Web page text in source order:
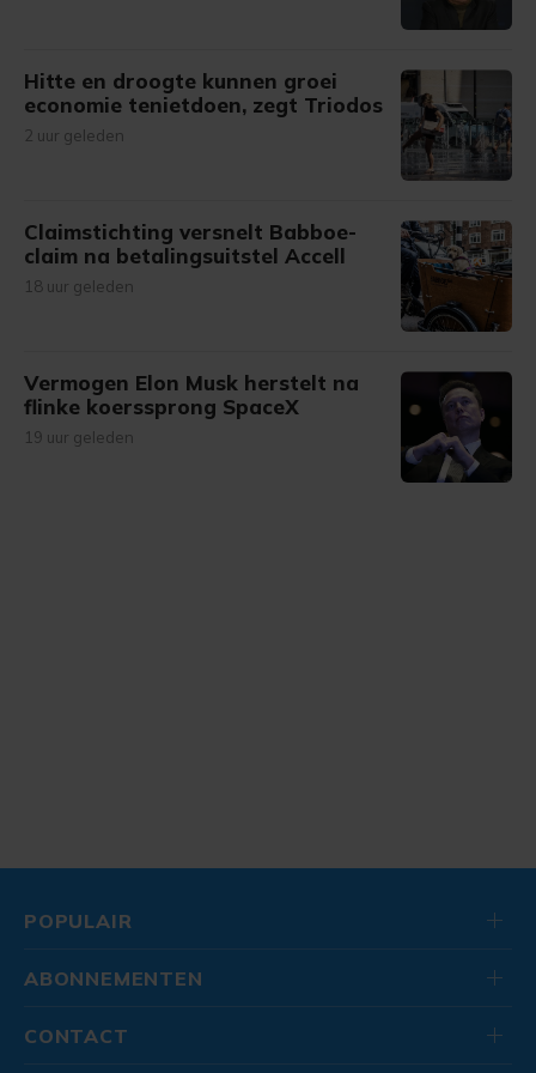
Hitte en droogte kunnen groei
economie tenietdoen, zegt Triodos
2 uur geleden
Claimstichting versnelt Babboe-
claim na betalingsuitstel Accell
18 uur geleden
Vermogen Elon Musk herstelt na
flinke koerssprong SpaceX
19 uur geleden
POPULAIR
ABONNEMENTEN
CONTACT